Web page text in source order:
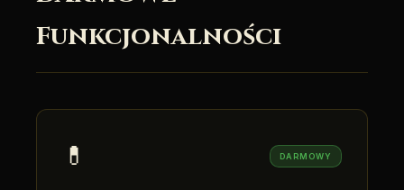
Funkcjonalności
💊 DARMOWY